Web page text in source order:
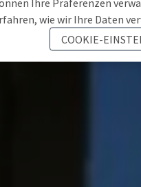
wie wir Ihre Daten
COOKIE-